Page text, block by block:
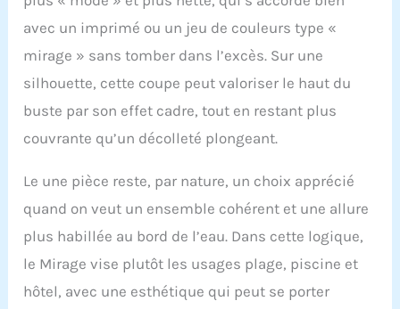
dorsale : les panneaux
de contrôle du ventre
lissent votre section
médiane pour une
tandis que la doublure
arrière ajoute une
de confort et de
soutien. Design élégant
: le col en V offre un
look intemporel et
fait un complément
parfait à votre
avec un imprimé ou un jeu de couleurs type «
mirage » sans tomber dans l’excès. Sur une
silhouette, cette coupe peut valoriser le haut du
buste par son effet cadre, tout en restant plus
couvrante qu’un décolleté plongeant.
Le une pièce reste, par nature, un choix apprécié
quand on veut un ensemble cohérent et une allure
plus habillée au bord de l’eau. Dans cette logique,
le Mirage vise plutôt les usages plage, piscine et
hôtel, avec une esthétique qui peut se porter